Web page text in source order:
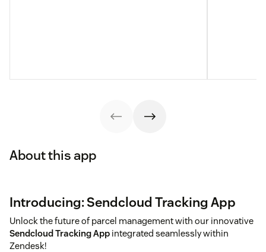
About this app
Introducing: Sendcloud Tracking App
Unlock the future of parcel management with our innovative
Sendcloud Tracking App integrated seamlessly within
Zendesk!